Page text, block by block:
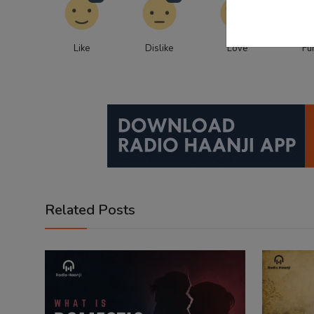
Like Dislike Love
Related Posts